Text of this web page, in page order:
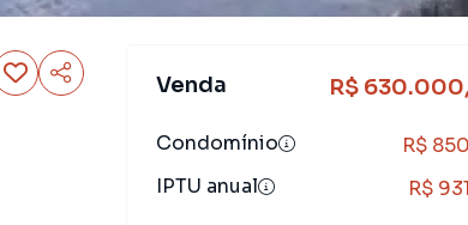
Venda R$
Condomínio
R$
IPTU anual
R$